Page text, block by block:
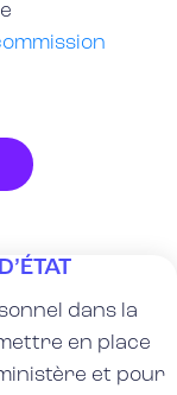
dans la
en place
et pour